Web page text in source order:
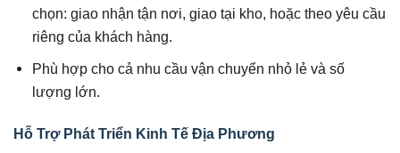
chọn: giao nhận tận nơi, giao tại kho, hoặc theo yêu cầu
riêng của khách hàng.
Phù hợp cho cả nhu cầu vận chuyển nhỏ lẻ và số
lượng lớn.
Hỗ Trợ Phát Triển Kinh Tế Địa Phương